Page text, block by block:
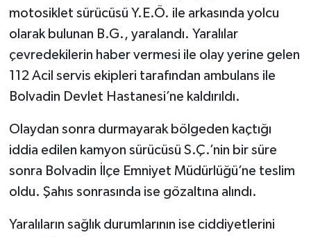
motosiklet sürücüsü Y.E.Ö. ile arkasında yolcu
olarak bulunan B.G., yaralandı. Yaralılar
çevredekilerin haber vermesi ile olay yerine gelen
112 Acil servis ekipleri tarafından ambulans ile
Bolvadin Devlet Hastanesi’ne kaldırıldı.
Olaydan sonra durmayarak bölgeden kaçtığı
iddia edilen kamyon sürücüsü S.Ç.’nin bir süre
sonra Bolvadin İlçe Emniyet Müdürlüğü’ne teslim
oldu. Şahıs sonrasında ise gözaltına alındı.
Yaralıların sağlık durumlarının ise ciddiyetlerini